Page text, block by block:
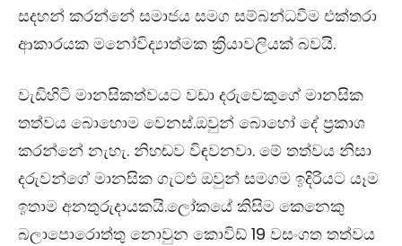
සදහන් කරන්නේ සමාජය සමග සම්බන්ධවීම එක්තරා
ආකාරයක මනෝවිද්‍යාත්මක ක්‍රියාවලියක් බවයි.
වැඩිහිටි මානසිකත්වයට වඩා දරුවෙකුගේ මානසික
තත්වය බොහොම වෙනස්.ඔවුන් බොහෝ දේ ප්‍රකාශ
කරන්නේ නැහැ. නිහඬව විඳවනවා. මේ තත්වය නිසා
දරුවන්ගේ මානසික ගැටළු ඔවුන් සමගම ඉදිරියට යෑම
ඉතාම අනතුරුදායකයි.ලෝකයේ කිසිම කෙනෙකු
බලාපොරොත්තු නොවුන කොවිඩ් 19 වසංගත තත්වය